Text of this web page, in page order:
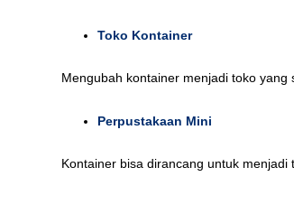
Toko Kontainer
Mengubah kontainer menjadi toko yang
Perpustakaan Mini
Kontainer bisa dirancang untuk